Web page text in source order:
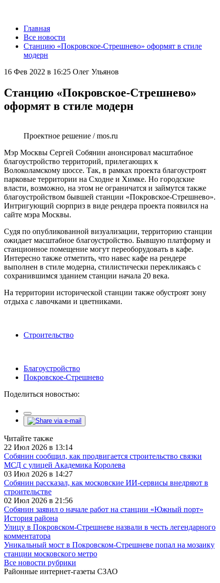
Главная
Все новости
Станцию «Покровское-Стрешнево» оформят в стиле
модерн
16 Фев 2022 в 16:25 Олег Ульянов
Станцию «Покровское-Стрешнево»
оформят в стиле модерн
Проектное решение / mos.ru
Мэр Москвы Сергей Собянин анонсировал масштабное
благоустройство территорий, прилегающих к
Волоколамскому шоссе. Так, в рамках проекта благоустроят
парковые территории на Сходне и Химке. Но городские
власти, возможно, на этом не ограничатся и займутся также
благоустройством бывшей станции «Покровское-Стрешнево».
Интригующий сюрприз в виде рендера проекта появился на
сайте мэра Москвы.
Судя по опубликованной визуализации, территорию станции
ожидает масштабное благоустройство. Бывшую платформу и
станционное помещение могут переоборудовать в кафе.
Интересно также отметить, что навес кафе на рендере
выполнен в стиле модерна, стилистически перекликаясь с
сохранившимся зданием станции начала 20 века.
На территории исторической станции также обустроят зону
отдыха с лавочками и цветниками.
Строительство
Благоустройство
Покровское-Стрешнево
Поделиться новостью:
Читайте также
22 Июл 2026 в 13:14
Собянин сообщил, как продвигается строительство связки
МСД с улицей Академика Королева
03 Июл 2026 в 14:27
Собянин рассказал, как московские ИИ-сервисы внедряют в
строительстве
02 Июл 2026 в 21:56
Собянин заявил о начале работ на станции «Южный порт»
История района
Улицу в Покровском-Стрешневе назвали в честь легендарного
комментатора
Уникальный мост в Покровском-Стрешневе попал на мозаику
станции московского метро
Все новости рубрики
Районные интернет-газеты СЗАО